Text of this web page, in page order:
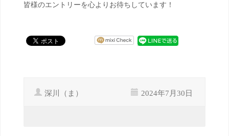
皆様のエントリーを心よりお待ちしています！
深川（ま） 2024年7月30日